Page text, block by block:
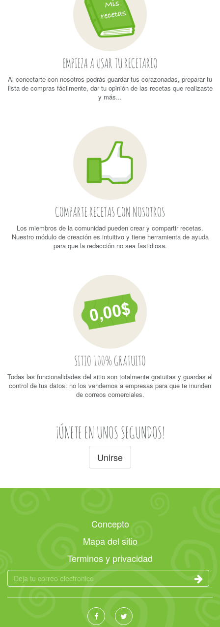
EMPIEZA A USAR TU RECETARIO
Al conectarte con nosotros podrás guardar tus corazonadas, preparar tu
lista de compras fácilmente, dar tu opinión de las recetas que realizaste
y más...
COMPARTE RECETAS CON NOSOTROS
Los miembros de la comunidad pueden crear y compartir recetas.
Nuestro módulo de creación es intuitivo y tiene herramienta de ayuda
para que la redacción no sea fastidiosa.
SITIO 100% GRATUITO
Todas las funcionalidades del sitio son totalmente gratuitas y guardas el
control de tus datos: no los vendemos a empresas para que te inunden
de correos comerciales.
¡ÚNETE EN UNOS SEGUNDOS!
Unirse
Concepto
Mapa del sitio
Terminos y privacidad